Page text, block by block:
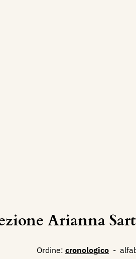
Arianna
Ordine: cronologico -